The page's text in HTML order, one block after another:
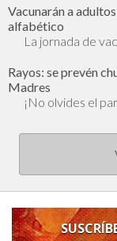
Vacunarán a
alfabético
La jornada de
Rayos: se prevén
Madres
¡No olvides el